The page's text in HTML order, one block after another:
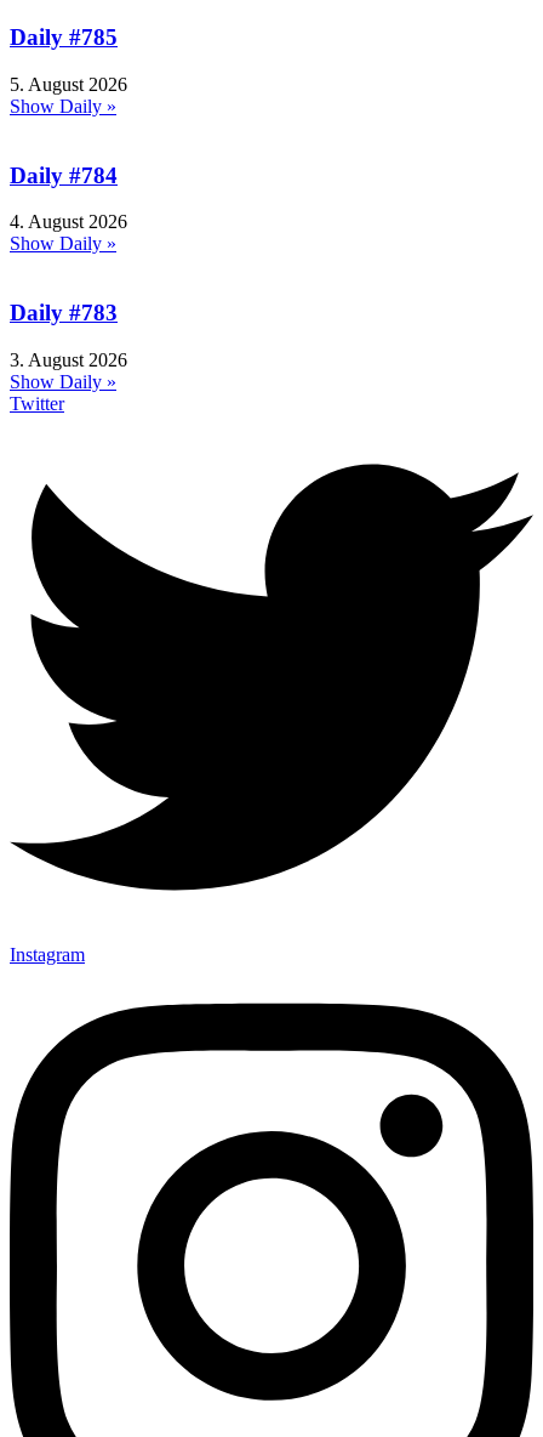
Daily #785
5. August 2026
Show Daily »
Daily #784
4. August 2026
Show Daily »
Daily #783
3. August 2026
Show Daily »
Twitter
Instagram